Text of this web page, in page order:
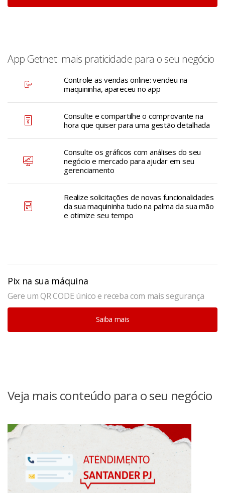
App Getnet: mais praticidade para o seu negócio
Controle as vendas online: vendeu na
maquininha, apareceu no app
Consulte e compartilhe o comprovante na
hora que quiser para uma gestão detalhada
Consulte os gráficos com análises do seu
negócio e mercado para ajudar em seu
gerenciamento
Realize solicitações de novas funcionalidades
da sua maquininha tudo na palma da sua mão
e otimize seu tempo
Pix na sua máquina
Gere um QR CODE único e receba com mais segurança
Saiba mais
Veja mais conteúdo para o seu negócio